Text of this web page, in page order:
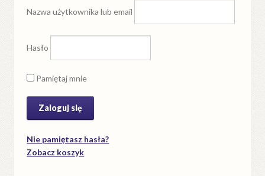
Nazwa użytkownika lub email
Hasło
Pamiętaj mnie
Nie pamiętasz hasła?
Zobacz koszyk